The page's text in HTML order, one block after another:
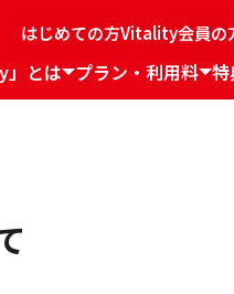
はじめての方Vitality会員の
」とは プラン・利用料 特